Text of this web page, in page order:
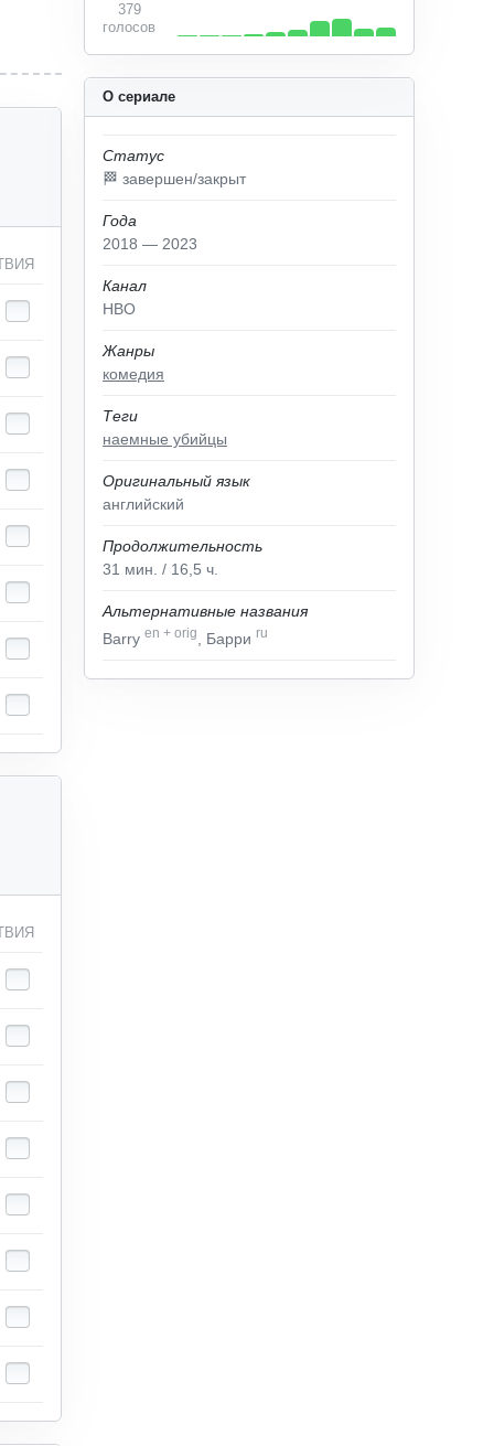
О сериале
Статус
🏁 завершен/закрыт
Года
2018 — 2023
Канал
HBO
Жанры
комедия
Теги
наемные убийцы
Оригинальный язык
английский
Продолжительность
31 мин. / 16,5 ч.
Альтернативные названия
Barry en + orig , Барри ru
379
голосов